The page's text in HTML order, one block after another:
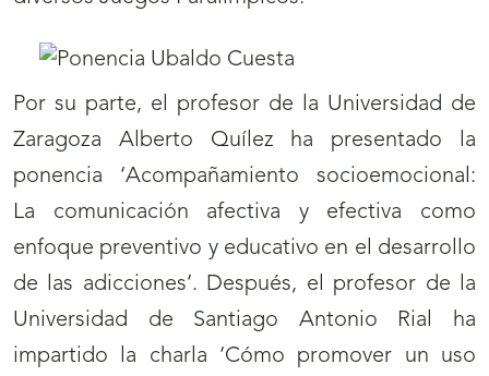
Por su parte, el profesor de la Universidad de
Zaragoza Alberto Quílez ha presentado la
ponencia ‘Acompañamiento socioemocional:
La comunicación afectiva y efectiva como
enfoque preventivo y educativo en el desarrollo
de las adicciones’. Después, el profesor de la
Universidad de Santiago Antonio Rial ha
impartido la charla ‘Cómo promover un uso